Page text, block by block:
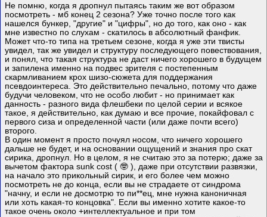
Не помню, когда я дропнул пытаясь таким же вот образом
посмотреть - мб конец 2 сезона? Уже точно после того как
нашелся бункер, "другие" и "цифры", но до того, как оно - как
мне известно по слухам - скатилось в абсолютный фанфик.
Может что-то типа на третьем сезоне, когда я уже эти твисты
увидел, так же увидел и структуру последующего повествования,
и понял, что такая структура не даст ничего хорошего в будущем
и запилена именно на подвес зрителя с постепенным
скармливанием крох шизо-сюжета для поддержания
псевдоинтереса. Это действительно печально, потому что даже
будучи человеком, что не особо любит - но принимает как
данность - разного вида флешбеки по целой серии и всякое
такое, я действительно, как думаю и все прочие, покайфовал с
первого сиза и определенной части (или даже почти всего)
второго.
В один момент я просто почуял носом, что ничего хорошего
дальше не будет, и на основании ощущений и знания про скат
сирика, дропнул. Но в целом, я не считаю это за потерю; даже за
вычетом фактора sunk cost ( 🤓 ), даже при отсутствии развязки,
на начало это прикольный сирик, и его более чем можно
посмотреть не до конца, если вы не страдаете от синдрома
"начну, и если не досмотрю то пи**ец, мне нужна каноничная
или хоть какая-то концовка". Если вы именно хотите какое-то
такое очень около +интеллектуальное и при том